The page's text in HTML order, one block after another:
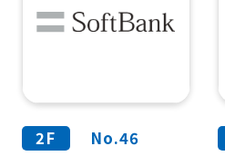
2F No.46